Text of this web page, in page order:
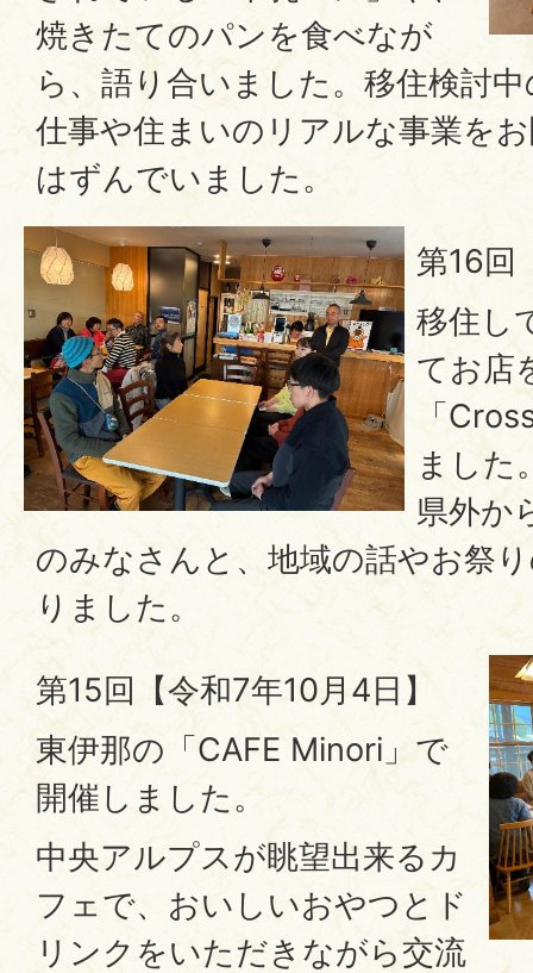
焼きたてのパンを食べなが
ら、語り合いました。移住検討
仕事や住まいのリアルな事業を
はずんでいました。
第16回
移住し
てお店
「
ました
県外か
のみなさんと、地域の話やお祭
りました。
第15回【令和7年10月4日】
東伊那の「CAFE Minori」で
開催しました。
中央アルプスが眺望出来るカ
フェで、おいしいおやつとド
リンクをいただきながら交流